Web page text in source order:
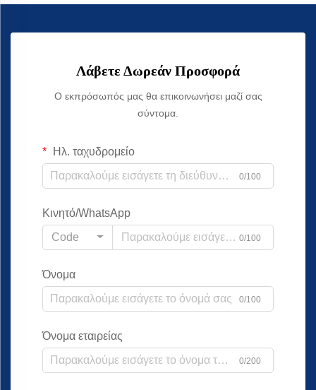
Λάβετε Δωρεάν Προσφορά
Ο εκπρόσωπός μας θα επικοινωνήσει μαζί σας
σύντομα.
Ηλ. ταχυδρομείο
0/100
Κινητό/WhatsApp
Code
0/100
Όνομα
0/100
Όνομα εταιρείας
0/200